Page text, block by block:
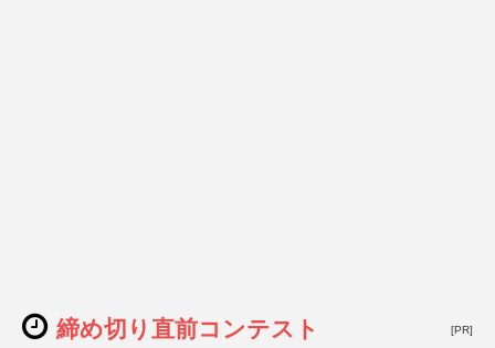
締め切り直前コンテスト [PR]